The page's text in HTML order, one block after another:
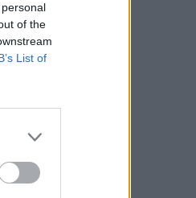
of the
List of